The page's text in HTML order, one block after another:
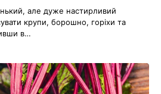
але дуже настирливий
крупи, борошно, горіхи та
в…